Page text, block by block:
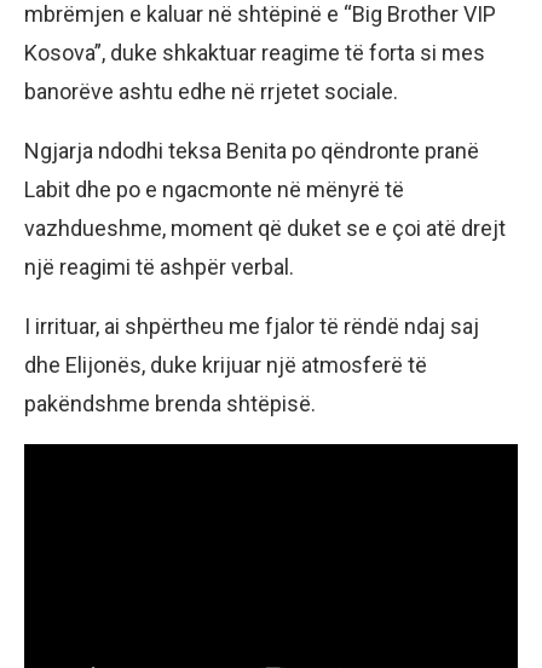
mbrëmjen e kaluar në shtëpinë e “Big Brother VIP
Kosova”, duke shkaktuar reagime të forta si mes
banorëve ashtu edhe në rrjetet sociale.
Ngjarja ndodhi teksa Benita po qëndronte pranë
Labit dhe po e ngacmonte në mënyrë të
vazhdueshme, moment që duket se e çoi atë drejt
një reagimi të ashpër verbal.
I irrituar, ai shpërtheu me fjalor të rëndë ndaj saj
dhe Elijonës, duke krijuar një atmosferë të
pakëndshme brenda shtëpisë.